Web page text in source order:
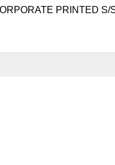
PRINTED S/S